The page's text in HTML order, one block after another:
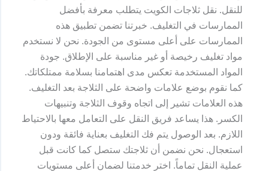
للنقل. نقل ثلاجات الكويت يتطلب معرفة بأفضل
الممارسات في التغليف. خبرتنا تضمن تطبيق هذه
الممارسات على أعلى مستوى من الجودة. نحن لا نستخدم
مواد تغليف رخيصة أو غير مناسبة على الإطلاق. جودة
المواد المستخدمة تعكس مدى اهتمامنا بسلامة ممتلكاتك.
كما نقوم بوضع علامات واضحة على الثلاجة بعد التغليف.
هذه العلامات تشير إلى اتجاه وقوف الثلاجة وتنبيهات
الكسر. هذا يساعد فريق النقل على التعامل معها بالاحتياط
اللازم. بعد الوصول يتم فك التغليف بعناية فائقة ودون
استعجال. نحن نضمن أن ثلاجتك ستصل كما كانت قبل
عملية النقل تماماً. اختر خدمتنا لضمان أعلى مستويات